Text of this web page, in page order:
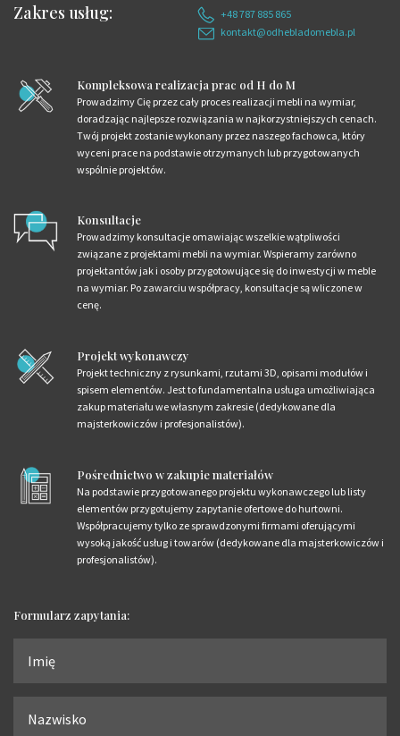
Zakres usług:
+48 787 885 865
kontakt@odhebladomebla.pl
Kompleksowa realizacja prac od H do M
Prowadzimy Cię przez cały proces realizacji mebli na wymiar,
doradzając najlepsze rozwiązania w najkorzystniejszych cenach.
Twój projekt zostanie wykonany przez naszego fachowca, który
wyceni prace na podstawie otrzymanych lub przygotowanych
wspólnie projektów.
Konsultacje
Prowadzimy konsultacje omawiając wszelkie wątpliwości
związane z projektami mebli na wymiar. Wspieramy zarówno
projektantów jak i osoby przygotowujące się do inwestycji w meble
na wymiar. Po zawarciu współpracy, konsultacje są wliczone w
cenę.
Projekt wykonawczy
Projekt techniczny z rysunkami, rzutami 3D, opisami modułów i
spisem elementów. Jest to fundamentalna usługa umożliwiająca
zakup materiału we własnym zakresie (dedykowane dla
majsterkowiczów i profesjonalistów).
Pośrednictwo w zakupie materiałów
Na podstawie przygotowanego projektu wykonawczego lub listy
elementów przygotujemy zapytanie ofertowe do hurtowni.
Współpracujemy tylko ze sprawdzonymi firmami oferującymi
wysoką jakość usług i towarów (dedykowane dla majsterkowiczów i
profesjonalistów).
Formularz zapytania: